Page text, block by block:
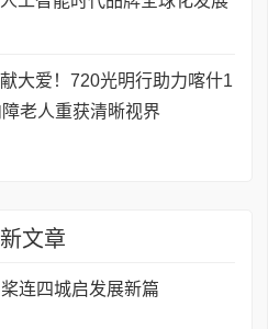
大爱！720光明行助力喀什1
老人重获清晰视界
文章
连四城启发展新篇